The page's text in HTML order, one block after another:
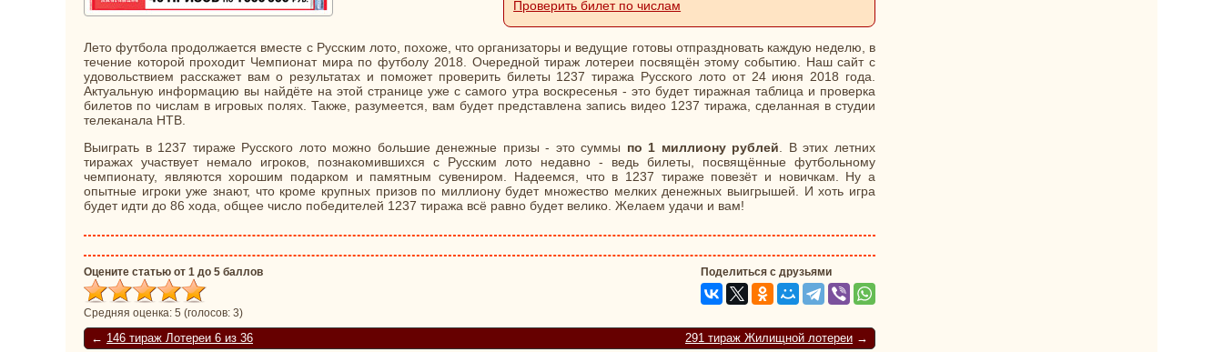
Проверить билет по числам
Лето футбола продолжается вместе с Русским лото, похоже, что организаторы и ведущие готовы отпраздновать каждую неделю, в
течение которой проходит Чемпионат мира по футболу 2018. Очередной тираж лотереи посвящён этому событию. Наш сайт с
удовольствием расскажет вам о результатах и поможет проверить билеты 1237 тиража Русского лото от 24 июня 2018 года.
Актуальную информацию вы найдёте на этой странице уже с самого утра воскресенья - это будет тиражная таблица и проверка
билетов по числам в игровых полях. Также, разумеется, вам будет представлена запись видео 1237 тиража, сделанная в студии
телеканала НТВ.
Выиграть в 1237 тираже Русского лото можно большие денежные призы - это суммы по 1 миллиону рублей . В этих летних
тиражах участвует немало игроков, познакомившихся с Русским лото недавно - ведь билеты, посвящённые футбольному
чемпионату, являются хорошим подарком и памятным сувениром. Надеемся, что в 1237 тираже повезёт и новичкам. Ну а
опытные игроки уже знают, что кроме крупных призов по миллиону будет множество мелких денежных выигрышей. И хоть игра
будет идти до 86 хода, общее число победителей 1237 тиража всё равно будет велико. Желаем удачи и вам!
Оцените статью от 1 до 5 баллов
Средняя оценка: 5 (голосов: 3)
Поделиться с друзьями
← 146 тираж Лотереи 6 из 36 291 тираж Жилищной лотереи →